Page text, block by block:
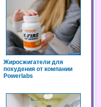
Жиросжигатели для
похудения от компании
Powerlabs